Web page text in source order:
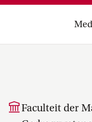
Faculteit der